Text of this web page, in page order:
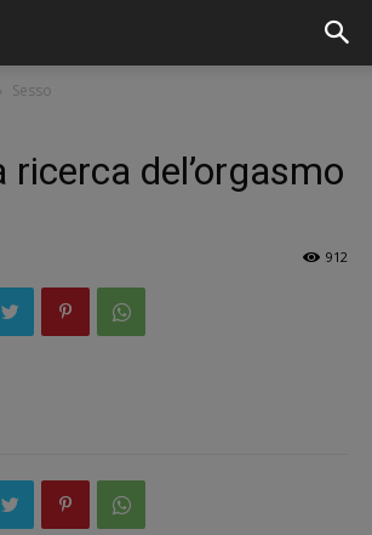
Sesso
ricerca del’orgasmo
912